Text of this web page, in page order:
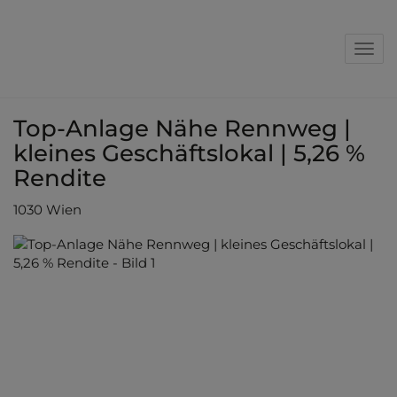
Top-Anlage Nähe Rennweg |
kleines Geschäftslokal | 5,26 %
Rendite
1030 Wien